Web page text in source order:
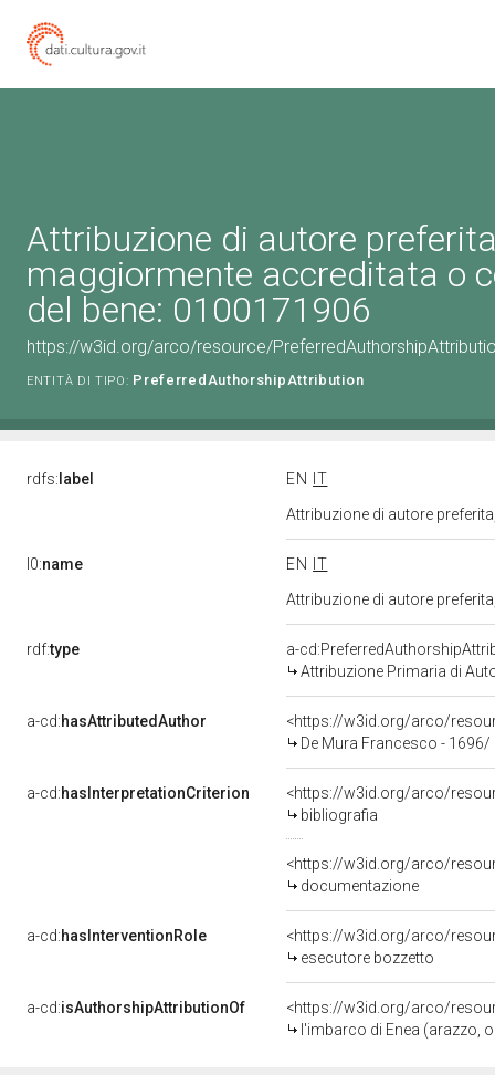
Attribuzione di autore
maggiormente accreditata o
del bene: 0100171906
https://w3id.org/arco/resource/
ENTITÀ DI TIPO: PreferredAuthorshipAttribution
rdfs: label EN
IT
Attribuzione di autore
l0:name EN
IT
Attribuzione di autore
rdf:type
a-
Attribuzione Primaria di
a-cd:hasAttributedAuthor
<https://w3id.org/arco/
De Mura Francesco - 1696/
a-cd:hasInterpretationCriterion
<https://w3id.org/arco/
bibliografia
<https://w3id.org/arco/
documentazione
a-cd:hasInterventionRole
<https://w3id.org/arco/
esecutore bozzetto
a-cd:isAuthorshipAttributionOf
<https://w3id.org/arco/
l'imbarco di Enea (arazzo, opera isolata)